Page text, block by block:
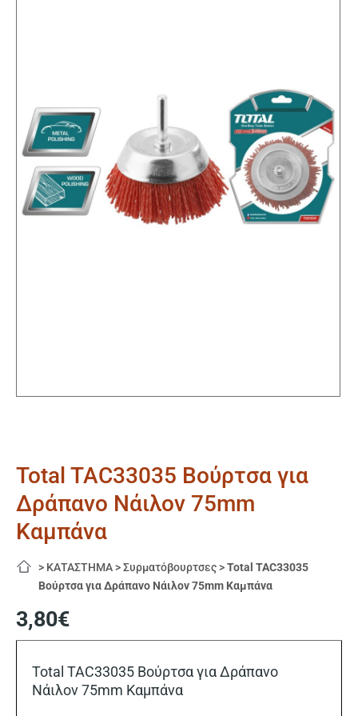
Total TAC33035 Βούρτσα για
Δράπανο Νάιλον 75mm
Καμπάνα
> ΚΑΤΑΣΤΗΜΑ >Συρματόβουρτσες >Total TAC33035
Βούρτσα για Δράπανο Νάιλον 75mm Καμπάνα
3,80€
Total TAC33035 Βούρτσα για Δράπανο
Νάιλον 75mm Καμπάνα